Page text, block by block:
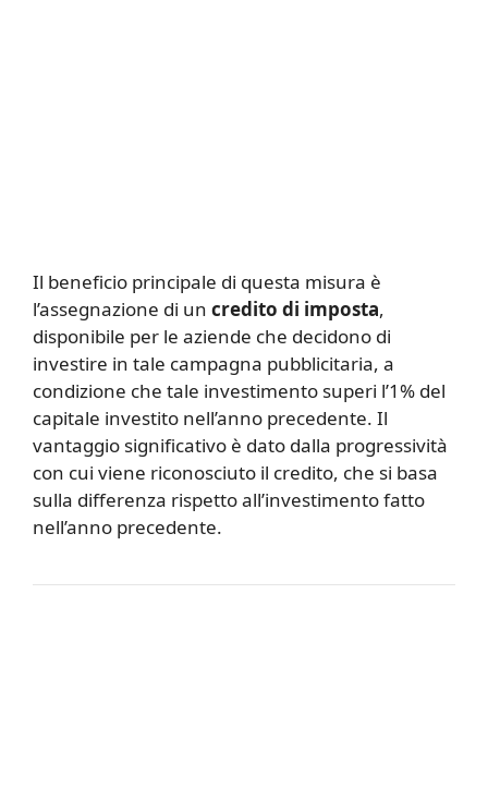
Il beneficio principale di questa misura è
l’assegnazione di un credito di imposta,
disponibile per le aziende che decidono di
investire in tale campagna pubblicitaria, a
condizione che tale investimento superi l’1% del
capitale investito nell’anno precedente. Il
vantaggio significativo è dato dalla progressività
con cui viene riconosciuto il credito, che si basa
sulla differenza rispetto all’investimento fatto
nell’anno precedente.